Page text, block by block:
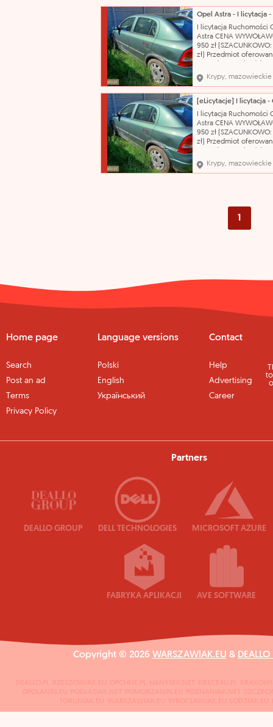
przepadku na rzecz
Państwa. Organ
nie odpowiada za
sprzedawanych
Brak danych o
I licytacja Ruchomości
Astra CENA
950 zł
zł) Przedmiot
orzeczenia Sądu o jego
przepadku na rzecz
Państwa. Organ
nie odpowiada za
sprzedawanych
Przebieg pojazdu
podsta
Krypy, mazowieckie
I licytacja Ruchomości
Astra CENA
950 zł
zł) Przedmiot
orzeczenia Sądu o jego
przepadku na rzecz
Przebieg pojazdu
Krypy, mazowieckie
1
Home page
Search
Post an ad
Terms
Privacy Policy
Language versions
Polski
English
Український
Contact
Help
Advertising
Career
Partners
DEALLO GROUP DELL TECHNOLOGIES MICROSOFT AZURE
FABRYKA APLIKACJI AVE SOFTWARE
Copyright © 2026 WARSZAWIAK.EU &